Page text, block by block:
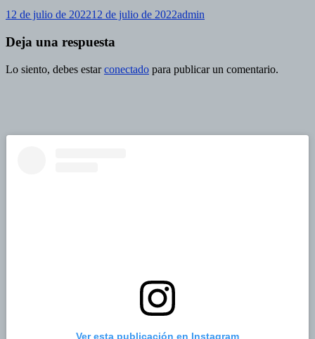
12 de julio de 202212 de julio de 2022admin
Deja una respuesta
Lo siento, debes estarconectado para publicar un comentario.
Ver esta publicación en Instagram